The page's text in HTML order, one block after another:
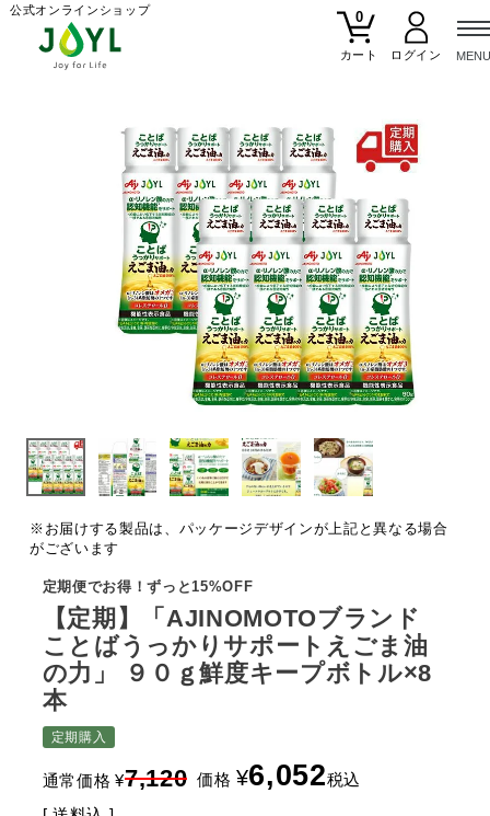
公式オンラインショップ
0
カート
※お届けする製品は、パッケージデザインが上記と異なる場合
がございます
定期便でお得！ずっと15%OFF
【定期】「AJINOMOTOブランド
ことばうっかりサポートえごま油
の力」 ９０ｇ鮮度キープボトル×8
本
定期購入
通常価格 ¥7,120 価格 ¥6,052税込